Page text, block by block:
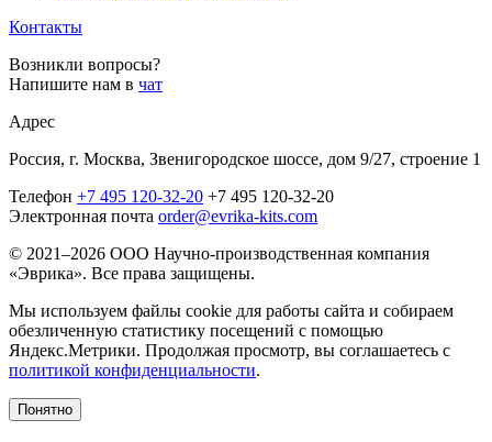
Контакты
Возникли вопросы?
Напишите нам в чат
Адрес
Россия, г. Москва, Звенигородское шоссе, дом 9/27, строение 1
Телефон +7 495 120-32-20 +7 495 120-32-20
Электронная почта order@evrika-kits.com
© 2021–2026 ООО Научно-производственная компания
«Эврика». Все права защищены.
Мы используем файлы cookie для работы сайта и собираем
обезличенную статистику посещений с помощью
Яндекс.Метрики. Продолжая просмотр, вы соглашаетесь с
политикой конфиденциальности.
Понятно